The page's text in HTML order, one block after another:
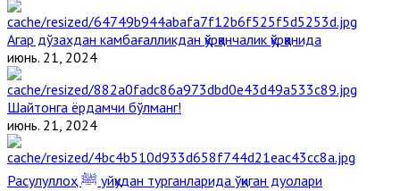
Агар дўзахдан камбағалликдан қўрққанчалик қўрққанида
июнь. 21, 2024
Шайтонга ёрдамчи бўлманг!
июнь. 21, 2024
Расулуллоҳ ﷺ уйқудан турганларида ўқиган дуолари